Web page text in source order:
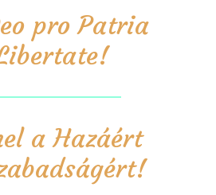
pro Patria
a Hazáért